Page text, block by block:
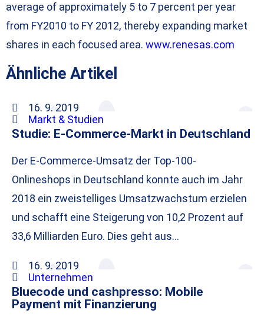
average of approximately 5 to 7 percent per year
from FY2010 to FY 2012, thereby expanding market
shares in each focused area. www.renesas.com
Ähnliche Artikel
16. 9. 2019
Markt & Studien
Studie: E-Commerce-Markt in Deutschland
Der E-Commerce-Umsatz der Top-100-
Onlineshops in Deutschland konnte auch im Jahr
2018 ein zweistelliges Umsatzwachstum erzielen
und schafft eine Steigerung von 10,2 Prozent auf
33,6 Milliarden Euro. Dies geht aus…
16. 9. 2019
Unternehmen
Bluecode und cashpresso: Mobile
Payment mit Finanzierung